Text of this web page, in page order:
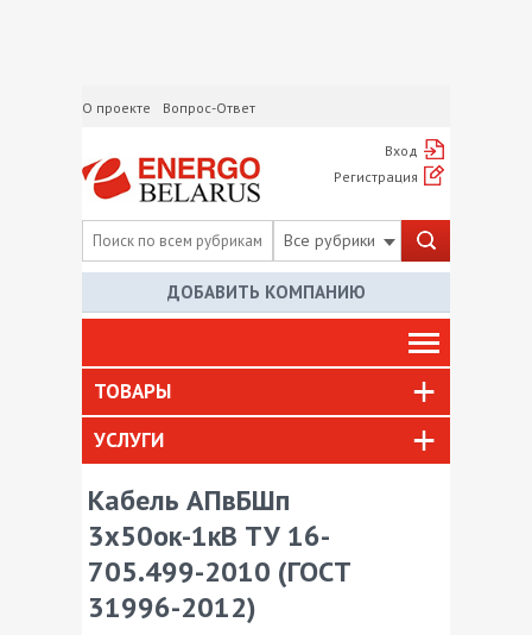
О проекте Вопрос-Ответ
Вход
Регистрация
Все рубрики
ДОБАВИТЬ КОМПАНИЮ
ТОВАРЫ
УСЛУГИ
Кабель АПвБШп
3х50ок-1кВ ТУ 16-
705.499-2010 (ГОСТ
31996-2012)